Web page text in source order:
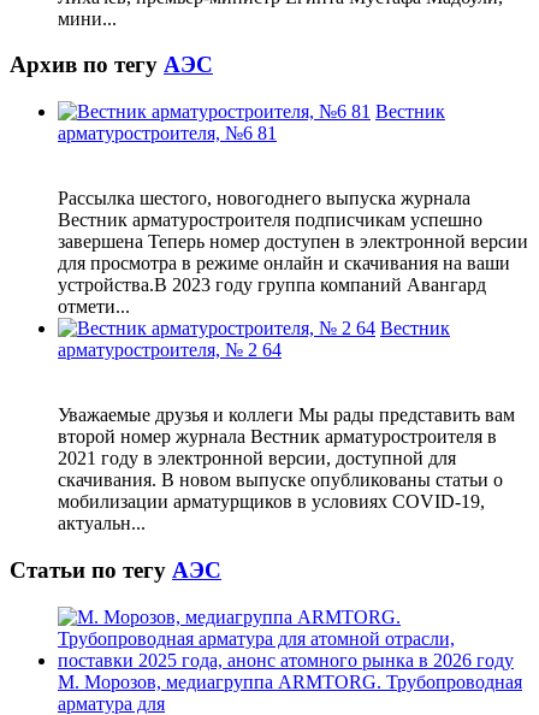
мини...
Архив по тегу АЭС
Вестник
арматуростроителя, №6 81
Рассылка шестого, новогоднего выпуска журнала
Вестник арматуростроителя подписчикам успешно
завершена Теперь номер доступен в электронной версии
для просмотра в режиме онлайн и скачивания на ваши
устройства.В 2023 году группа компаний Авангард
отмети...
Вестник
арматуростроителя, № 2 64
Уважаемые друзья и коллеги Мы рады представить вам
второй номер журнала Вестник арматуростроителя в
2021 году в электронной версии, доступной для
скачивания. В новом выпуске опубликованы статьи о
мобилизации арматурщиков в условиях COVID-19,
актуальн...
Статьи по тегу АЭС
М. Морозов, медиагруппа ARMTORG. Трубопроводная
арматура для